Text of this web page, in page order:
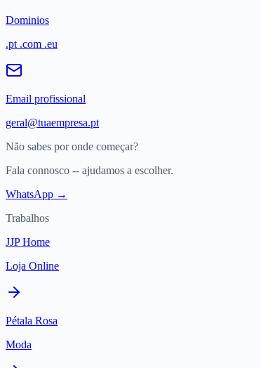
Dominios
.pt .com .eu
Email profissional
geral@tuaempresa.pt
Não sabes por onde começar?
Fala connosco -- ajudamos a escolher.
WhatsApp →
Trabalhos
JJP Home
Loja Online
Pétala Rosa
Moda